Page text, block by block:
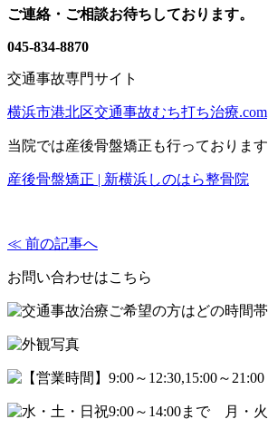
ご連絡・ご相談お待ちしております。
045-834-8870
交通事故専門サイト
横浜市港北区交通事故むち打ち治療.com
当院では産後骨盤矯正も行っております
産後骨盤矯正 | 新横浜しのはら整骨院
≪ 前の記事へ
お問い合わせはこちら